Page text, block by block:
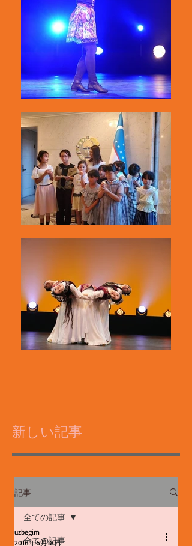
新しい記事
記事
全ての記事
全ての記事
uzbegim
2016年6月18日